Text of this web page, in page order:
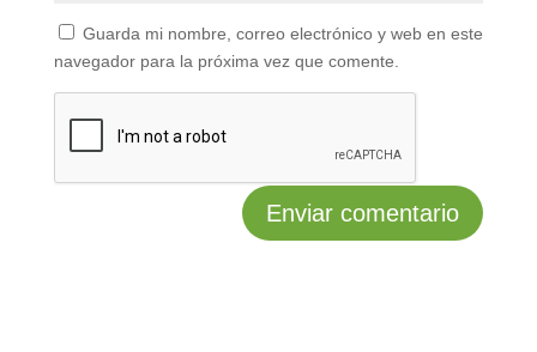
Guarda mi nombre, correo electrónico y web en este
navegador para la próxima vez que comente.